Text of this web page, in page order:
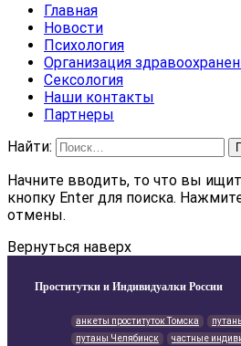
Главная
Новости
Психология
Организация
Сексология
Наши контакты
Партнеры
Найти:
Начните вводить, то что вы
кнопку Enter для поиска.
отмены.
Вернуться наверх
Проститутки и Индивидуалки России
анкеты проституток Томска
путаны Челябинск
частные